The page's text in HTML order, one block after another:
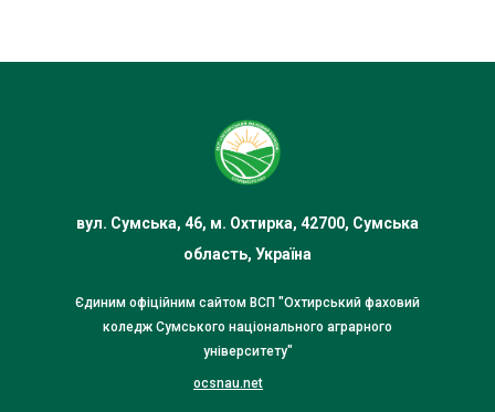
вул. Сумська, 46, м. Охтирка, 42700, Сумська
область, Україна
Єдиним офіційним сайтом ВСП "Охтирський фаховий
коледж Сумського національного аграрного
університету"
ocsnau.net